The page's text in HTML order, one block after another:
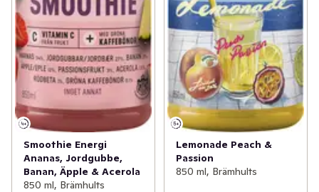
Smoothie Energi
Ananas, Jordgubbe,
Banan, Äpple & Acerola
850 ml, Brämhults
Lemonade Peach &
Passion
850 ml, Brämhults